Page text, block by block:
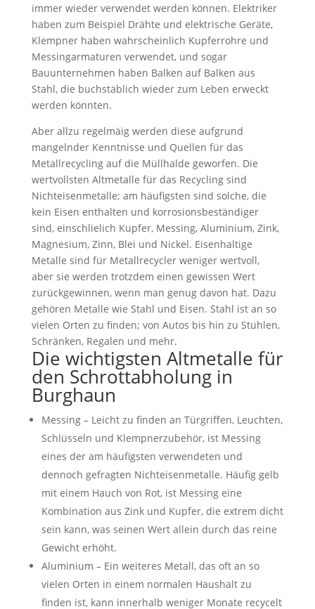
immer wieder verwendet werden können. Elektriker
haben zum Beispiel Drähte und elektrische Geräte,
Klempner haben wahrscheinlich Kupferrohre und
Messingarmaturen verwendet, und sogar
Bauunternehmen haben Balken auf Balken aus
Stahl, die buchstäblich wieder zum Leben erweckt
werden könnten.
Aber allzu regelmäig werden diese aufgrund
mangelnder Kenntnisse und Quellen für das
Metallrecycling auf die Müllhalde geworfen. Die
wertvollsten Altmetalle für das Recycling sind
Nichteisenmetalle; am häufigsten sind solche, die
kein Eisen enthalten und korrosionsbeständiger
sind, einschlielich Kupfer, Messing, Aluminium, Zink,
Magnesium, Zinn, Blei und Nickel. Eisenhaltige
Metalle sind für Metallrecycler weniger wertvoll,
aber sie werden trotzdem einen gewissen Wert
zurückgewinnen, wenn man genug davon hat. Dazu
gehören Metalle wie Stahl und Eisen. Stahl ist an so
vielen Orten zu finden; von Autos bis hin zu Stühlen,
Schränken, Regalen und mehr.
Die wichtigsten Altmetalle für
den Schrottabholung in
Burghaun
Messing – Leicht zu finden an Türgriffen, Leuchten,
Schlüsseln und Klempnerzubehör, ist Messing
eines der am häufigsten verwendeten und
dennoch gefragten Nichteisenmetalle. Häufig gelb
mit einem Hauch von Rot, ist Messing eine
Kombination aus Zink und Kupfer, die extrem dicht
sein kann, was seinen Wert allein durch das reine
Gewicht erhöht.
Aluminium – Ein weiteres Metall, das oft an so
vielen Orten in einem normalen Haushalt zu
finden ist, kann innerhalb weniger Monate recycelt